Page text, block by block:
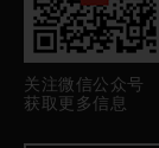
关注微信公众号
获取更多信息